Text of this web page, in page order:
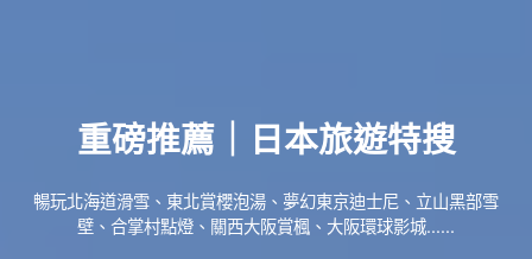
重磅推薦｜日本旅遊特搜
暢玩北海道滑雪、東北賞櫻泡湯、夢幻東京迪士尼、立山黑部雪
壁、合掌村點燈、關西大阪賞楓、大阪環球影城......